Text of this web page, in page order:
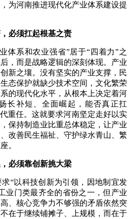
为河南推进现代化产业体系建设提
必须扛起根基之责
体系和农业强省”居于“四着力”之
，而是战略逻辑的深刻体现。产业
新之壤。没有坚实的产业支撑，民
态保护就缺少技术空间，文化繁荣
的现代化水平，从根本上决定着河
长补短、全面崛起，能否真正扛
重任。这就要求河南坚定走好以实
保持制造业比重总体稳定，让产业
改善民生福祉、守护绿水青山、繁
。
必须靠创新挑大梁
“以科技创新为引领，因地制宜发
业门类最齐全的省份之一，但产业
、核心竞争力不够强的矛盾依然突
在于继续铺摊子、上规模，而在于